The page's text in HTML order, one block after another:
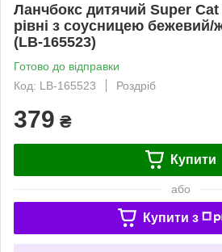
Ланчбокс дитячий Super
рівні з соусницею бежевий/
(LB-165523)
Готово до відправки
Код: LB-165523
Роздріб
379 ₴
Купити
або
Купити з